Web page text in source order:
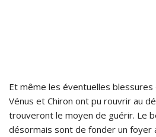
Et même les éventuelles
Vénus et Chiron ont pu rouvrir au
trouveront le moyen de guérir. Le
désormais sont de fonder un foyer